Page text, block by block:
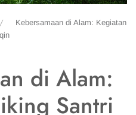
Kebersamaan di Alam: Kegiatan
di Alam:
Santri